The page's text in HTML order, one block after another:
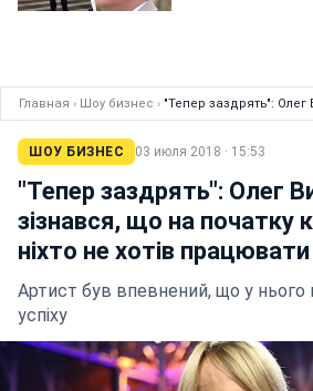
Главная › Шоу бизнес › "Тепер заздрять": Олег
ШОУ БИЗНЕС 03 июля 2018 · 15:53
"Тепер заздрять": Олег
зізнався, що на початку
ніхто не хотів працювати
Артист був впевнений, що у нього
успіху